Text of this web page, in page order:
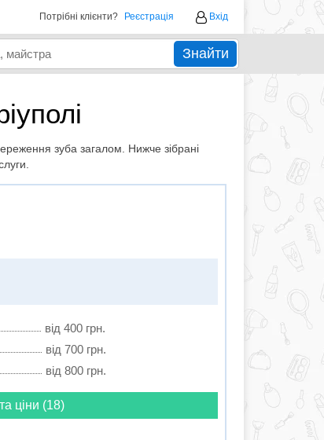
Потрібні клієнти? Реєстрація Вхід
Знайти
зуба загалом. Нижче зібрані
від 400 грн.
від 700 грн.
від 800 грн.
ціни (18)